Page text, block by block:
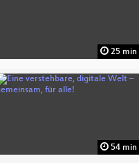
25 min
54 min